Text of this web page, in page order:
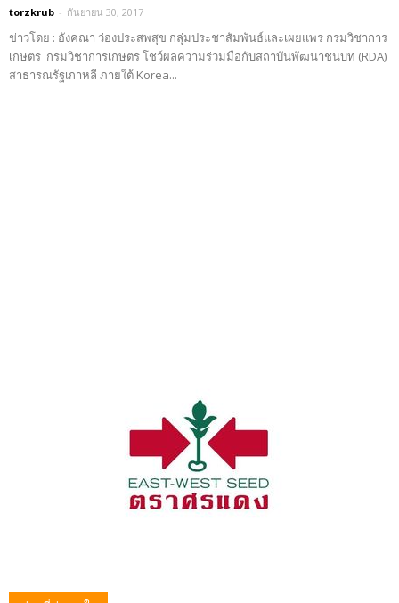
torzkrub - กันยายน 30, 2017
ข่าวโดย : อังคณา ว่องประสพสุข กลุ่มประชาสัมพันธ์และเผยแพร่ กรมวิชาการ
เกษตร กรมวิชาการเกษตร โชว์ผลความร่วมมือกับสถาบันพัฒนาชนบท (RDA)
สาธารณรัฐเกาหลี ภายใต้ Korea...